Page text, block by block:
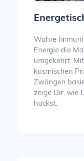
Wahre
Energie die
umgekehrt.
kosmischen
Zwängen
zeige Dir, wie
hackst.